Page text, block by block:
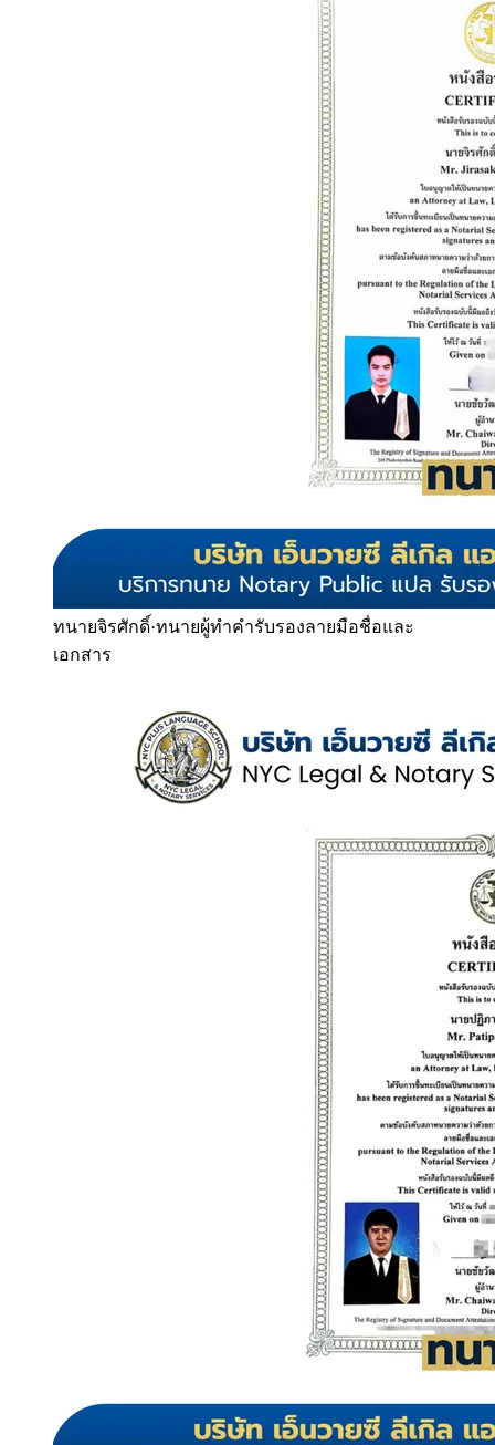
ทนายจิรศักดิ์·ทนายผู้ทำคำรับรองลายมือชื่อและ
เอกสาร